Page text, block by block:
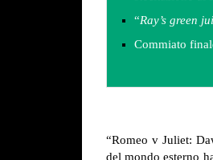
“Ray’s green
Commiato
“Romeo v Juliet:
del mondo esterno